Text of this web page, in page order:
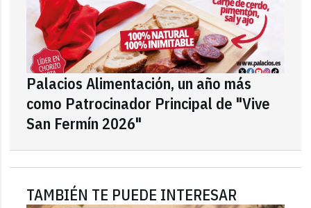
Palacios Alimentación, un año más
como Patrocinador Principal de "Vive
San Fermín 2026"
TAMBIÉN TE PUEDE INTERESAR